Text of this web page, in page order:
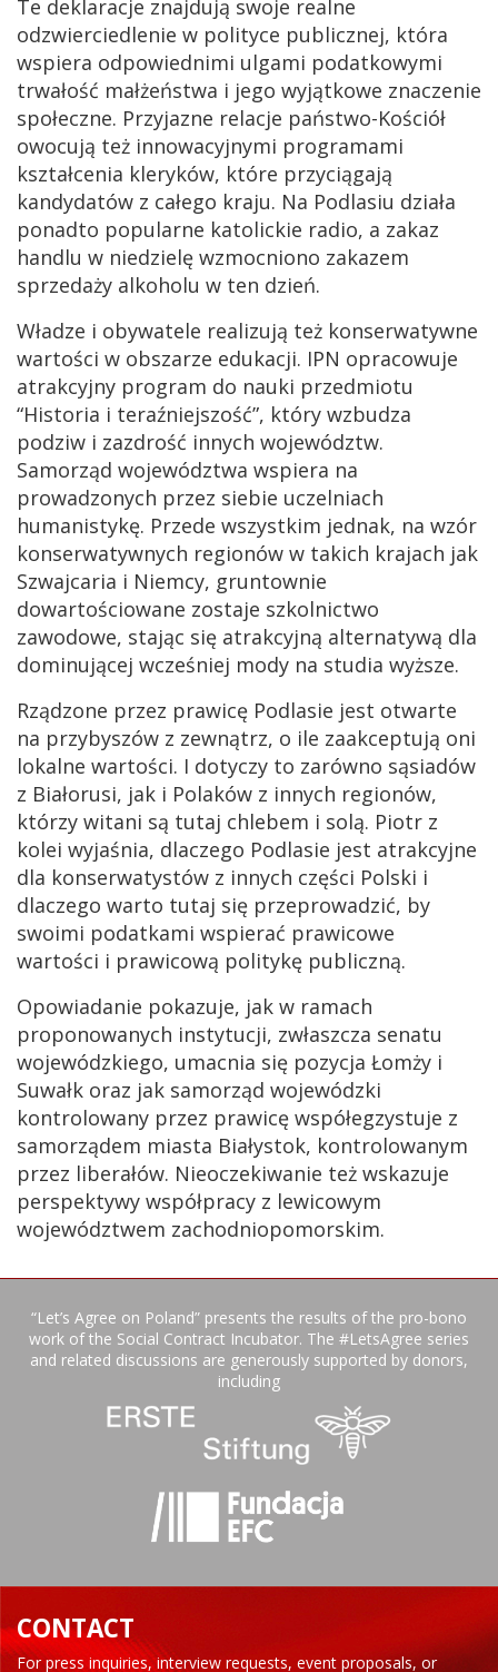
Te deklaracje znajdują swoje realne
odzwierciedlenie w polityce publicznej, która
wspiera odpowiednimi ulgami podatkowymi
trwałość małżeństwa i jego wyjątkowe znaczenie
społeczne. Przyjazne relacje państwo-Kościół
owocują też innowacyjnymi programami
kształcenia kleryków, które przyciągają
kandydatów z całego kraju. Na Podlasiu działa
ponadto popularne katolickie radio, a zakaz
handlu w niedzielę wzmocniono zakazem
sprzedaży alkoholu w ten dzień.
Władze i obywatele realizują też konserwatywne
wartości w obszarze edukacji. IPN opracowuje
atrakcyjny program do nauki przedmiotu
“Historia i teraźniejszość”, który wzbudza
podziw i zazdrość innych województw.
Samorząd województwa wspiera na
prowadzonych przez siebie uczelniach
humanistykę. Przede wszystkim jednak, na wzór
konserwatywnych regionów w takich krajach jak
Szwajcaria i Niemcy, gruntownie
dowartościowane zostaje szkolnictwo
zawodowe, stając się atrakcyjną alternatywą dla
dominującej wcześniej mody na studia wyższe.
Rządzone przez prawicę Podlasie jest otwarte
na przybyszów z zewnątrz, o ile zaakceptują oni
lokalne wartości. I dotyczy to zarówno sąsiadów
z Białorusi, jak i Polaków z innych regionów,
którzy witani są tutaj chlebem i solą. Piotr z
kolei wyjaśnia, dlaczego Podlasie jest atrakcyjne
dla konserwatystów z innych części Polski i
dlaczego warto tutaj się przeprowadzić, by
swoimi podatkami wspierać prawicowe
wartości i prawicową politykę publiczną.
Opowiadanie pokazuje, jak w ramach
proponowanych instytucji, zwłaszcza senatu
wojewódzkiego, umacnia się pozycja Łomży i
Suwałk oraz jak samorząd wojewódzki
kontrolowany przez prawicę współegzystuje z
samorządem miasta Białystok, kontrolowanym
przez liberałów. Nieoczekiwanie też wskazuje
perspektywy współpracy z lewicowym
województwem zachodniopomorskim.
“Let’s Agree on Poland” presents the results of the pro-bono
work of the Social Contract Incubator. The #LetsAgree series
and related discussions are generously supported by donors,
including
CONTACT
For press inquiries, interview requests, event proposals, or